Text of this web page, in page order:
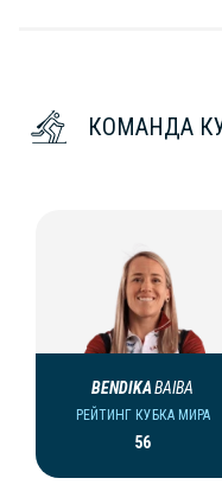
КОМАНДА
BENDIKABAIBA
РЕЙТИНГ КУБКА МИРА
56